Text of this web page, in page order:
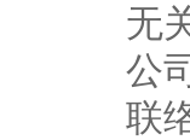
无
公
联